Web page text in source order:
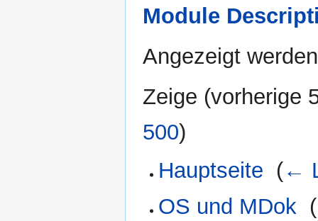
Module
Angezeigt
Zeige (vorherige
500)
Hauptseite (←
OS und MDok (